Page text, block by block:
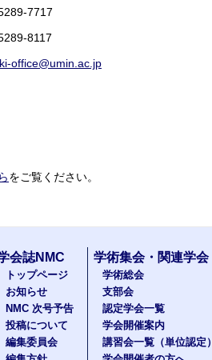
7717
8117
office@umin.ac.jp
をご覧ください。
会誌NMC
トップページ
お知らせ
NMC 次号予告
投稿について
編集委員会
学術集会・関連学会
学術総会
支部会
認定学会一覧
学会開催案内
講習会一覧（単位認定）